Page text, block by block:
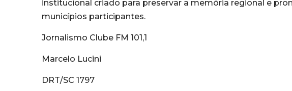
institucional criado para preservar a memória regional e
municípios participantes.
Jornalismo Clube FM 101,1
Marcelo Lucini
DRT/SC 1797